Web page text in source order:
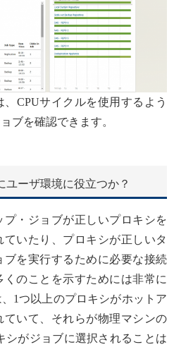
CPUサイクルを使用するよう
ブを確認できます。
ユーザ環境に役立つか？
プ・ジョブが正しいプロキシを
いたり、プロキシが正しいタ
を実行するために必要な接続
のことを示すためには非常に
1つ以上のプロキシがホットア
ていて、それらが物理マシンの
シがジョブに選択されることは